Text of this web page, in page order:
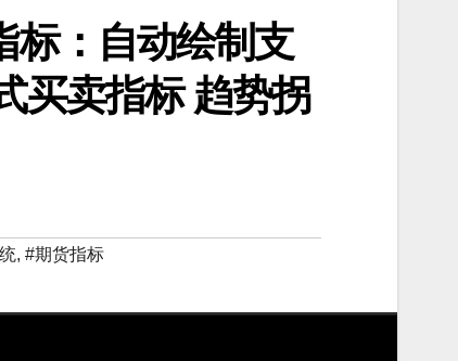
标：自动绘制支
买卖指标 趋势拐
, #期货指标